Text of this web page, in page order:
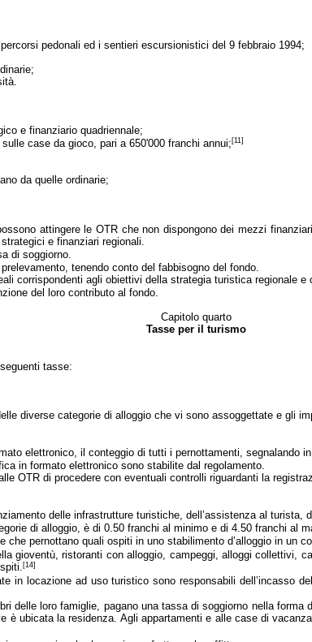
pedonali ed i sentieri escursionistici del 9 febbraio 1994;
e finanziario quadriennale;
case da gioco, pari a 650'000 franchi annui; [11]
da quelle ordinarie;
attingere le OTR che non dispongono dei mezzi
e finanziari regionali.
di soggiorno.
tenendo conto del fabbisogno del fondo.
corrispondenti agli obiettivi della strategia turistica regionale e
del loro contributo al fondo.
Capitolo quarto
Tasse per il turismo
tasse:
diverse categorie di alloggio che vi sono assoggettate e gli
elettronico, il conteggio di tutti i pernottamenti, segnalando
in formato elettronico sono stabilite dal regolamento.
OTR di procedere con eventuali controlli riguardanti la
delle infrastrutture turistiche, dell’assistenza al turista,
di alloggio, è di 0.50 franchi al minimo e di 4.50 franchi al
pernottano quali ospiti in uno stabilimento d’alloggio in un
gioventù, ristoranti con alloggio, campeggi, alloggi
[14]
in locazione ad uso turistico sono responsabili dell’incasso
delle loro famiglie, pagano una tassa di soggiorno nella
è ubicata la residenza. Agli appartamenti e alle case di